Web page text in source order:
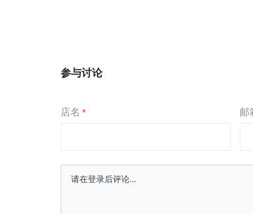
参与讨论
店名 * 邮